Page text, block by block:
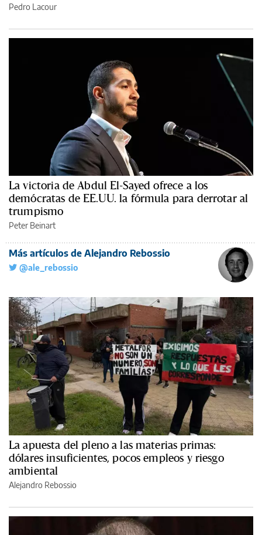
Pedro Lacour
La victoria de Abdul El-Sayed ofrece a los
demócratas de EE.UU. la fórmula para derrotar al
trumpismo
Peter Beinart
Más artículos de Alejandro Rebossio
@ale_rebossio
La apuesta del pleno a las materias primas:
dólares insuficientes, pocos empleos y riesgo
ambiental
Alejandro Rebossio